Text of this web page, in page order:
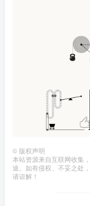
© 版权声明
本站资源来自互联网收集
途。如有侵权、不妥之处
请谅解！